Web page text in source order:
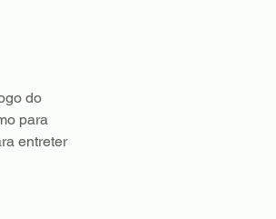
do
para
entreter
com